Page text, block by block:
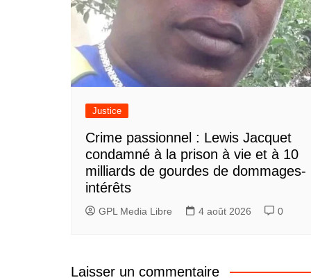
Justice
Crime passionnel : Lewis Jacquet
condamné à la prison à vie et à 10
milliards de gourdes de dommages-
intérêts
GPL Media Libre 4 août 2026 0
Laisser un commentaire